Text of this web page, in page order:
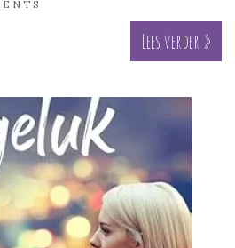
Lees verder »